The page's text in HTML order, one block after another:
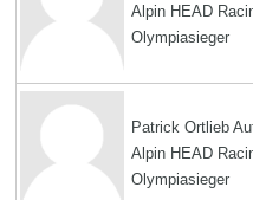
Alpin HEAD
Olympiasieger
Patrick Ortlieb
Alpin HEAD
Olympiasieger